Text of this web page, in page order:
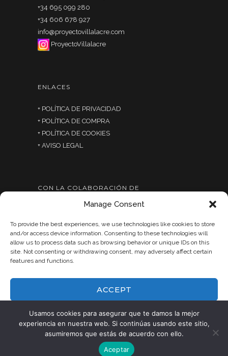
Manage Consent
To provide the best experiences, we use technologies like cookies to store
and/or access device information. Consenting to these technologies will
allow us to process data such as browsing behavior or unique IDs on this
site. Not consenting or withdrawing consent, may adversely affect certain
features and functions.
ACCEPT
DENY
VIEW PREFERENCES
+34 695 099 280
+34 606 678 927
info@proyectovillalacre.com
ProyectoVillalacre
ENLACES
+ POLÍTICA DE PRIVACIDAD
+ POLÍTICA DE COMPRA
+ POLÍTICA DE COOKIES
+ AVISO LEGAL
CON LA COLABORACIÓN DE
Copyright Proyecto Villalacre. All Rights
Reserved
Usamos cookies para asegurar que te damos la mejor
experiencia en nuestra web. Si continúas usando este sitio,
asumiremos que estás de acuerdo con ello.
Aceptar